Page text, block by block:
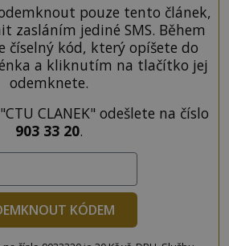
pouze tento článek,
zasláním jediné SMS. Během
číselný kód, který opíšete do
a kliknutím na tlačítko jej
odemknete.
CLANEK" odešlete na číslo
903 33 20.
KÓDEM